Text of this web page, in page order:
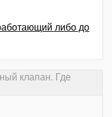
либо до
клапан. Где